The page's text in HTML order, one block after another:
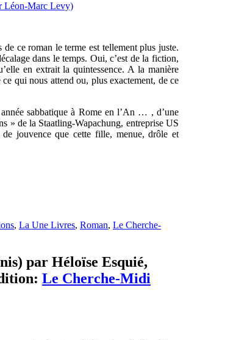
ce roman le terme est tellement plus juste.
dans le temps. Oui, c’est de la fiction,
en extrait la quintessence. A la manière
qui nous attend ou, plus exactement, de ce
sabbatique à Rome en l’An … , d’une
» de la Staatling-Wapachung, entreprise US
jouvence que cette fille, menue, drôle et
, La Une Livres, Roman, Le Cherche-
par Héloïse Esquié,
Le Cherche-Midi